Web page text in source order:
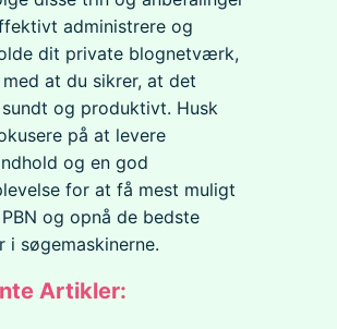
administrere og
dit private blognetværk,
at du sikrer, at det
og produktivt. Husk
på at levere
og en god
for at få mest muligt
og opnå de bedste
i søgemaskinerne.
Artikler: